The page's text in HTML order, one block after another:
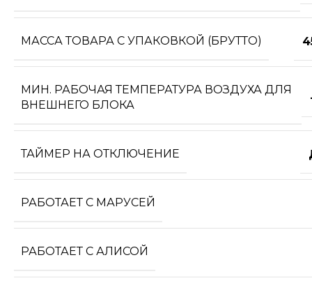
МАССА ТОВАРА С УПАКОВКОЙ (БРУТТО)
МИН. РАБОЧАЯ ТЕМПЕРАТУРА ВОЗДУХА ДЛЯ
ВНЕШНЕГО БЛОКА
ТАЙМЕР НА ОТКЛЮЧЕНИЕ
РАБОТАЕТ С МАРУСЕЙ
РАБОТАЕТ С АЛИСОЙ